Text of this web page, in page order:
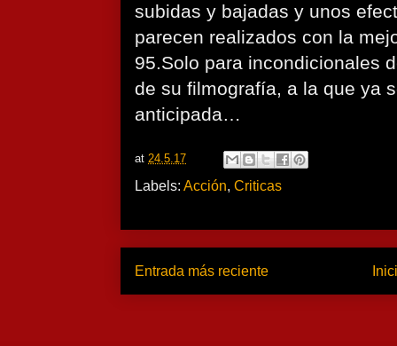
subidas y bajadas y unos
parecen realizados con la
95.Solo para incondicionales
de su filmografía, a la que ya
anticipada…
at 24.5.17
Labels: Acción, Criticas
Entrada más reciente